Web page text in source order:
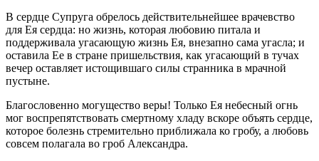
В сердце Супруга обрелось действительнейшее врачевство
для Ея сердца: но жизнь, которая любовию питала и
поддерживала угасающую жизнь Ея, внезапно сама угасла; и
оставила Ее в стране пришельствия, как угасающий в тучах
вечер оставляет истощившаго силы странника в мрачной
пустыне.
Благословенно могущество веры! Только Ея небесный огнь
мог воспрепятствовать смертному хладу вскоре объять сердце,
которое болезнь стремительно приближала ко гробу, а любовь
совсем полагала во гроб Александра.